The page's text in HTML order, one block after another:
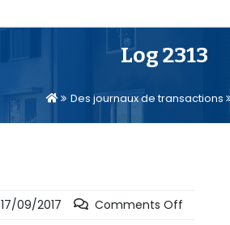
Log 2313
Des journaux de transactions
17/09/2017 Comments Off